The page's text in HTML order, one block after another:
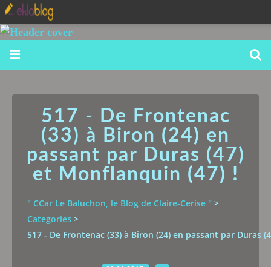
517 - De Frontenac
(33) à Biron (24) en
passant par Duras (47)
et Monflanquin (47) !
" CCar Le Baluchon, le Blog de Claire-Cerise " >
Categories >
517 - De Frontenac (33) à Biron (24) en passant par Duras